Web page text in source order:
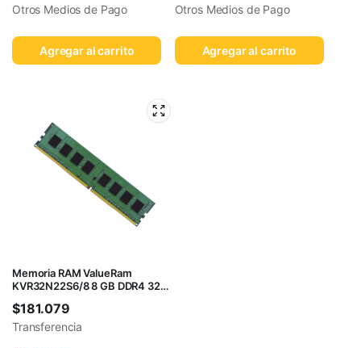
Otros Medios de Pago
Agregar al carrito
Otros Medios de Pago
Agregar al carrito
Memoria RAM ValueRam
KVR32N22S6/8 8 GB DDR4 3200
$181.079
Transferencia